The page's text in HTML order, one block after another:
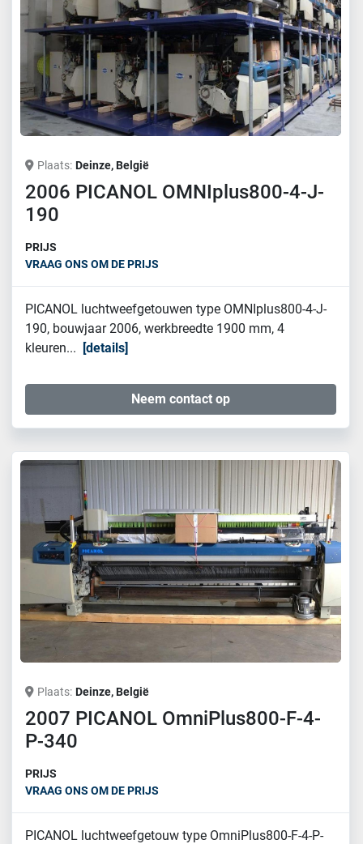
Plaats Deinze, België
2006 PICANOL OMNIplus800-4-J-
190
PRIJS
VRAAG ONS OM DE PRIJS
PICANOL luchtweefgetouwen type OMNIplus800-4-J-
190, bouwjaar 2006, werkbreedte 1900 mm, 4
kleuren...
details
Neem contact op
Plaats Deinze, België
2007 PICANOL OmniPlus800-F-4-
P-340
PRIJS
VRAAG ONS OM DE PRIJS
PICANOL luchtweefgetouw type OmniPlus800-F-4-P-